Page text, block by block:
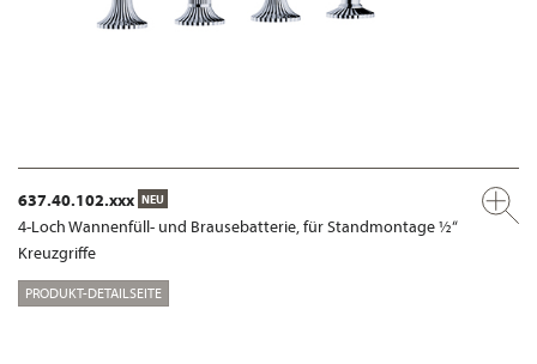
637.40.102.xxx NEU
4-Loch Wannenfüll- und Brausebatterie, für Standmontage ½“
Kreuzgriffe
PRODUKT-DETAILSEITE